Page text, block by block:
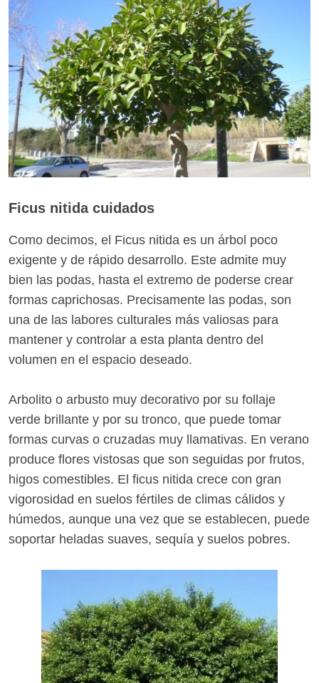
Ficus nitida cuidados
Como decimos, el Ficus nitida es un árbol poco
exigente y de rápido desarrollo. Este admite muy
bien las podas, hasta el extremo de poderse crear
formas caprichosas. Precisamente las podas, son
una de las labores culturales más valiosas para
mantener y controlar a esta planta dentro del
volumen en el espacio deseado.
Arbolito o arbusto muy decorativo por su follaje
verde brillante y por su tronco, que puede tomar
formas curvas o cruzadas muy llamativas. En verano
produce flores vistosas que son seguidas por frutos,
higos comestibles. El ficus nitida crece con gran
vigorosidad en suelos fértiles de climas cálidos y
húmedos, aunque una vez que se establecen, puede
soportar heladas suaves, sequía y suelos pobres.